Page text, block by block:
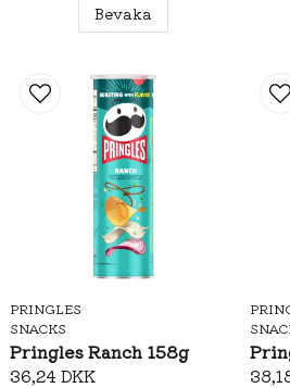
Bevaka
PRINGLES
SNACKS
Pringles Ranch 158g
36,24 DKK
Ingredienslistor kan variera
produktionsland och eventuella
kontrollera förpackningen vid